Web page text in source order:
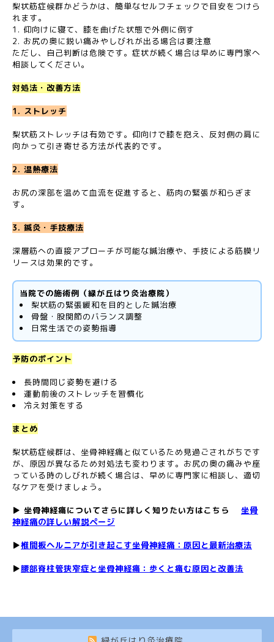
梨状筋症候群かどうかは、簡単なセルフチェックで目安をつけら
れます。
仰向けに寝て、膝を曲げた状態で外側に倒す
お尻の奥に鋭い痛みやしびれが出る場合は要注意
ただし、自己判断は危険です。症状が続く場合は早めに専門家へ
相談してください。
対処法・改善方法
1. ストレッチ
梨状筋ストレッチは有効です。仰向けで膝を抱え、反対側の肩に
向かって引き寄せる方法が代表的です。
2. 温熱療法
お尻の深部を温めて血流を促進すると、筋肉の緊張が和らぎま
す。
3. 鍼灸・手技療法
深層筋への直接アプローチが可能な鍼治療や、手技による筋膜リ
リースは効果的です。
当院での施術例（緑が丘はり灸治療院）
梨状筋の緊張緩和を目的とした鍼治療
骨盤・股関節のバランス調整
日常生活での姿勢指導
予防のポイント
長時間同じ姿勢を避ける
運動前後のストレッチを習慣化
冷え対策をする
まとめ
梨状筋症候群は、坐骨神経痛と似ているため見過ごされがちです
が、原因が異なるため対処法も変わります。お尻の奥の痛みや座
っている時のしびれが続く場合は、早めに専門家に相談し、適切
なケアを受けましょう。
▶ 坐骨神経痛についてさらに詳しく知りたい方はこちら 坐骨
神経痛の詳しい解説ページ
▶椎間板ヘルニアが引き起こす坐骨神経痛：原因と最新治療法
▶腰部脊柱管狭窄症と坐骨神経痛：歩くと痛む原因と改善法